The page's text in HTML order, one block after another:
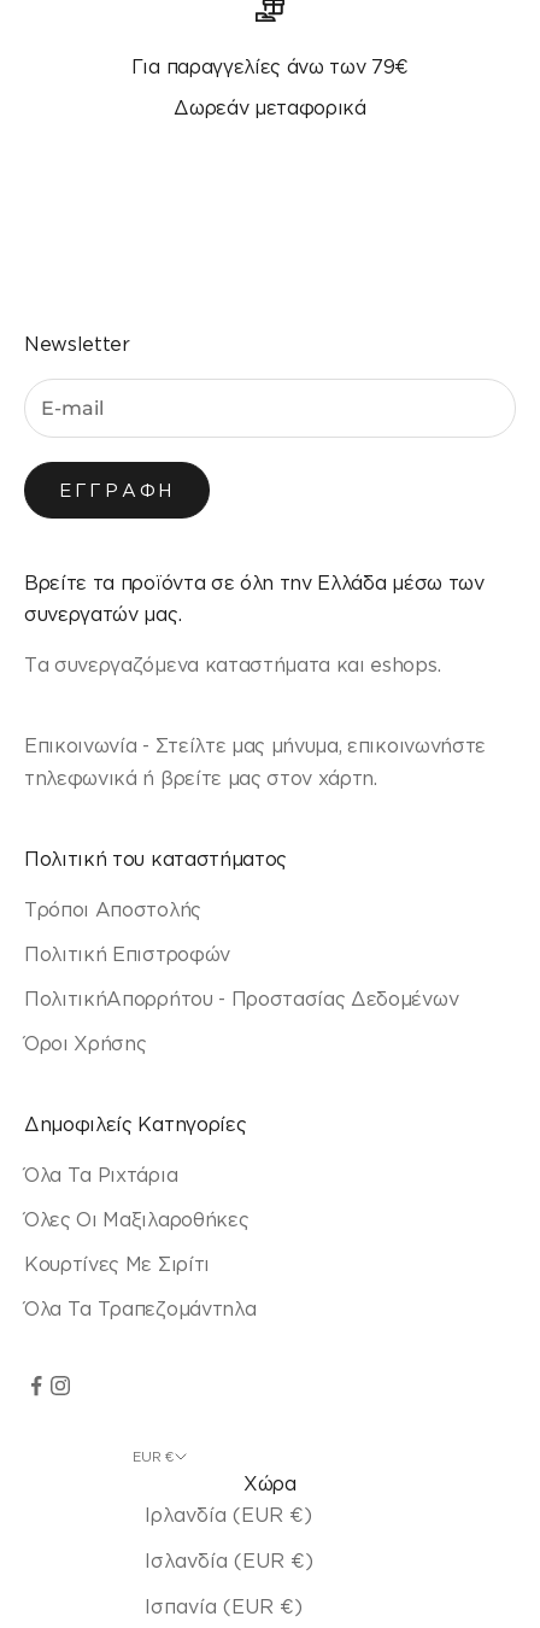
Για παραγγελίες άνω των 79€
Δωρεάν μεταφορικά
Newsletter
ΕΓΓΡΑΦΉ
Βρείτε τα προϊόντα σε όλη την Ελλάδα μέσω των
συνεργατών μας.
Τα συνεργαζόμενα καταστήματα και eshops.
Επικοινωνία - Στείλτε μας μήνυμα, επικοινωνήστε
τηλεφωνικά ή βρείτε μας στον χάρτη.
Πολιτική του καταστήματος
Τρόποι Αποστολής
Πολιτική Επιστροφών
ΠολιτικήΑπορρήτου - Προστασίας Δεδομένων
Όροι Χρήσης
Δημοφιλείς Κατηγορίες
Όλα Τα Ριχτάρια
Όλες Οι Μαξιλαροθήκες
Κουρτίνες Με Σιρίτι
Όλα Τα Τραπεζομάντηλα
EUR €
Χώρα
Ιρλανδία (EUR €)
Ισλανδία (EUR €)
Ισπανία (EUR €)